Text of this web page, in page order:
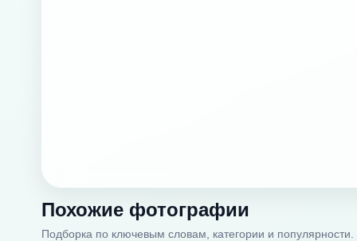
Похожие фотографии
Подборка по ключевым словам, категории и популярности.